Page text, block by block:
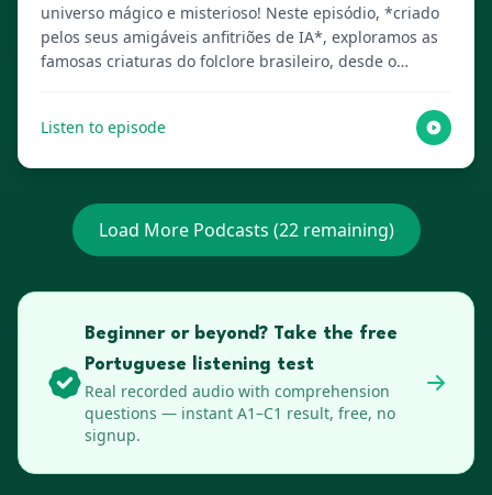
universo mágico e misterioso! Neste episódio, *criado
pelos seus amigáveis anfitriões de IA*, exploramos as
famosas criaturas do folclore brasileiro, desde o
Visite Lenguia.com para obter o script completo, criar
flashcards multimídia e mais recursos de aprendizado
Listen to episode
Load More Podcasts (22remaining)
Beginner or beyond? Take the free
Portuguese listening test
Real recorded audio with comprehension
questions — instant A1–C1 result, free, no
signup.